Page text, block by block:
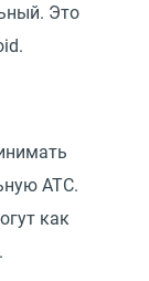
Это
АТС.
как